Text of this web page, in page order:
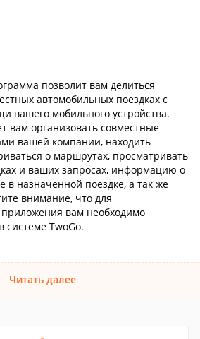
позволит вам делиться
автомобильных поездках с
вашего мобильного устройства.
вам организовать совместные
вашей компании, находить
о маршрутах, просматривать
и ваших запросах, информацию о
в назначенной поездке, а так же
внимание, что для
приложения вам необходимо
системе TwoGo.
Читать далее